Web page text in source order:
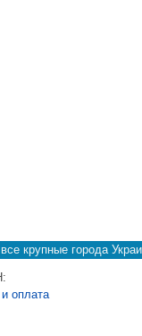
крупные города
оплата